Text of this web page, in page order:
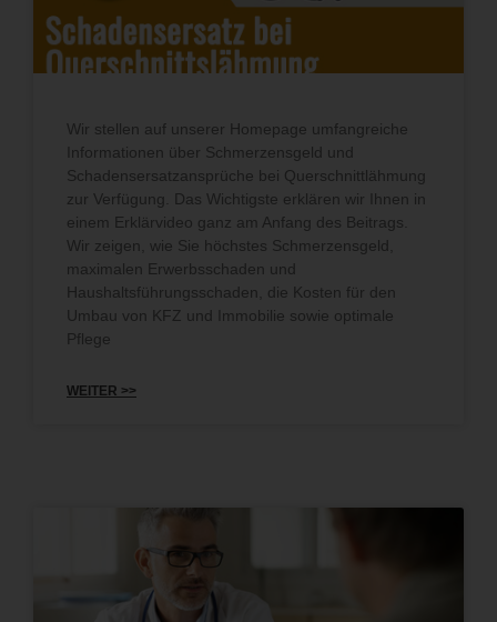
Wir stellen auf unserer Homepage umfangreiche
Informationen über Schmerzensgeld und
Schadensersatzansprüche bei Querschnittlähmung
zur Verfügung. Das Wichtigste erklären wir Ihnen in
einem Erklärvideo ganz am Anfang des Beitrags.
Wir zeigen, wie Sie höchstes Schmerzensgeld,
maximalen Erwerbsschaden und
Haushaltsführungsschaden, die Kosten für den
Umbau von KFZ und Immobilie sowie optimale
Pflege
WEITER >>